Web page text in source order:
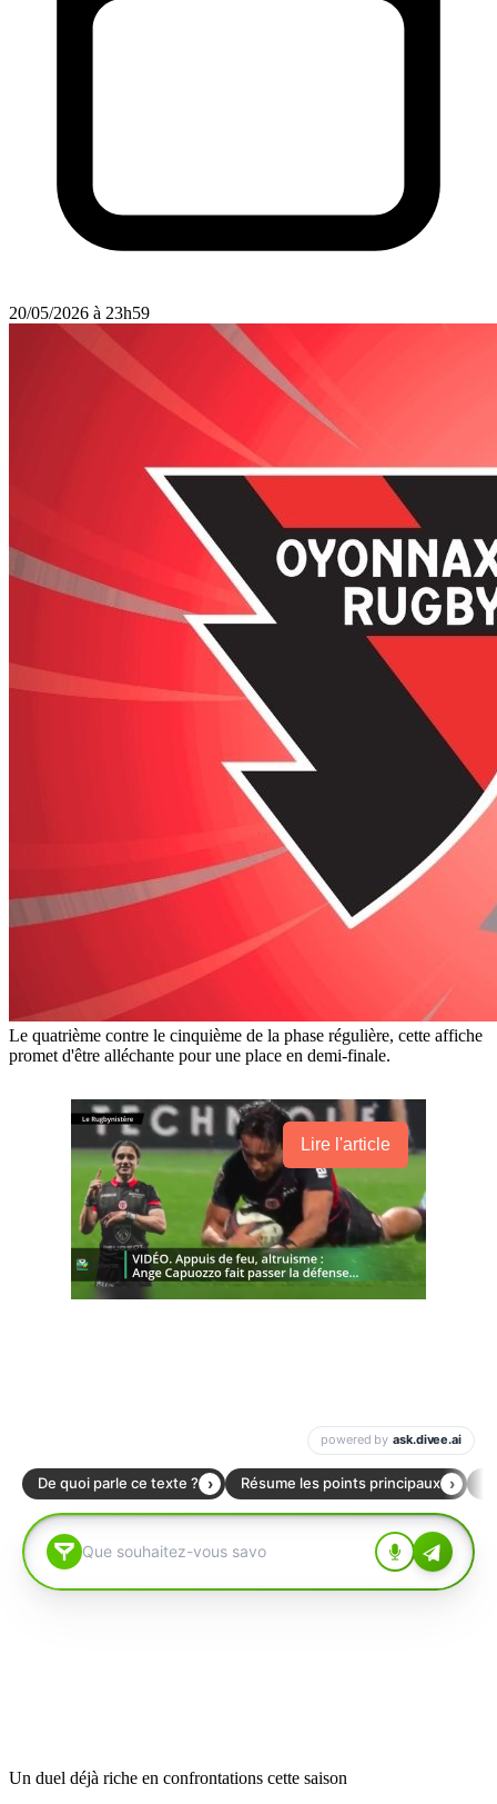
20/05/2026 à 23h59
Le quatrième contre le cinquième de la phase régulière, cette affiche
promet d'être alléchante pour une place en demi-finale.
Lire l'article
Un duel déjà riche en confrontations cette saison